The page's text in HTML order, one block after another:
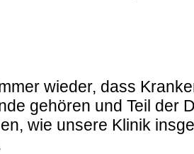
wieder, dass
gehören und Teil der
wie unsere Klinik